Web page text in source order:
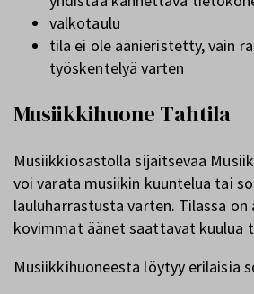
valkotaulu
tila ei ole äänieristetty, vain
työskentelyä varten
Musiikkihuone Tahtila
Musiikkiosastolla sijaitsevaa
voi varata musiikin kuuntelua tai
lauluharrastusta varten. Tilassa
kovimmat äänet saattavat kuulua
Musiikkihuoneesta löytyy erilaisia